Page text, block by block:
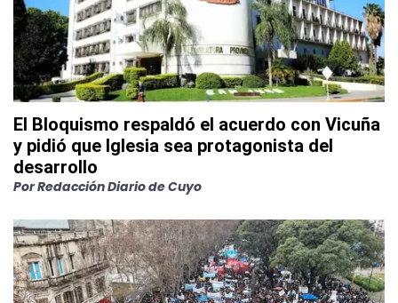
El Bloquismo respaldó el acuerdo con Vicuña
y pidió que Iglesia sea protagonista del
desarrollo
PorRedacción Diario de Cuyo